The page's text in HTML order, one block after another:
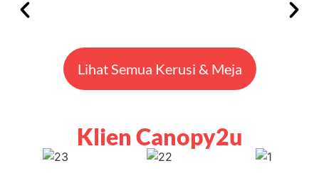
Lihat Semua Kerusi & Meja
Klien Canopy2u